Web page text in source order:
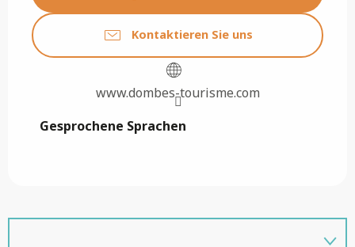
Kontaktieren Sie uns
www.dombes-tourisme.com
Gesprochene Sprachen
Gesprochene Sprachen